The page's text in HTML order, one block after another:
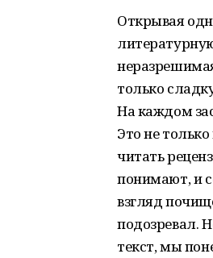
Открывая
только
На каждом
Это не
читать
понимают, и
взгляд
подозревал.
текст, мы